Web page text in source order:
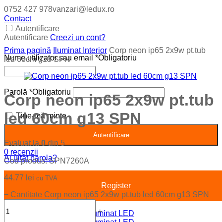
0752 427 978vanzari@ledux.ro
Contact
Autentificare
Autentificare Creezi un cont?
Nume utilizator sau email *Obligatoriu
Parolă *Obligatoriu
Ține-mă minte
Autentificare
Ai uitat parola?
Register
Prima pagină Iluminat Interior Corp neon ip65 2x9w pt.tub
led 60cm g13 SPN
Corp neon ip65 2x9w pt.tub
led 60cm g13 SPN
Evaluat la0din 5
0 recenzii
Cod produs: SPN7260A
44.77 lei cu TVA
− Cantitate Corp neon ip65 2x9w pt.tub led 60cm g13 SPN
+